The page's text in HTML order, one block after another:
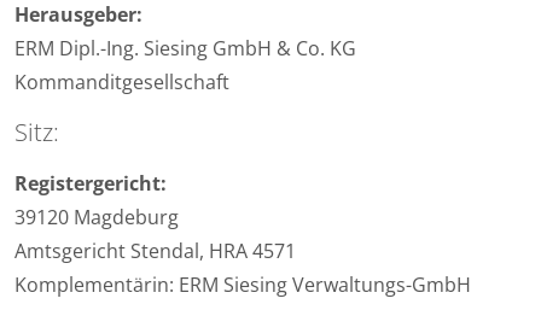
Herausgeber:
ERM Dipl.-Ing. Siesing GmbH & Co. KG
Kommanditgesellschaft
Sitz:
Registergericht:
39120 Magdeburg
Amtsgericht Stendal, HRA 4571
Komplementärin: ERM Siesing Verwaltungs-GmbH